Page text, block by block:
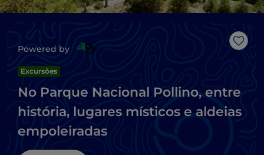
Powered by
Excursões
No Parque Nacional Pollino, entre
história, lugares místicos e aldeias
empoleiradas